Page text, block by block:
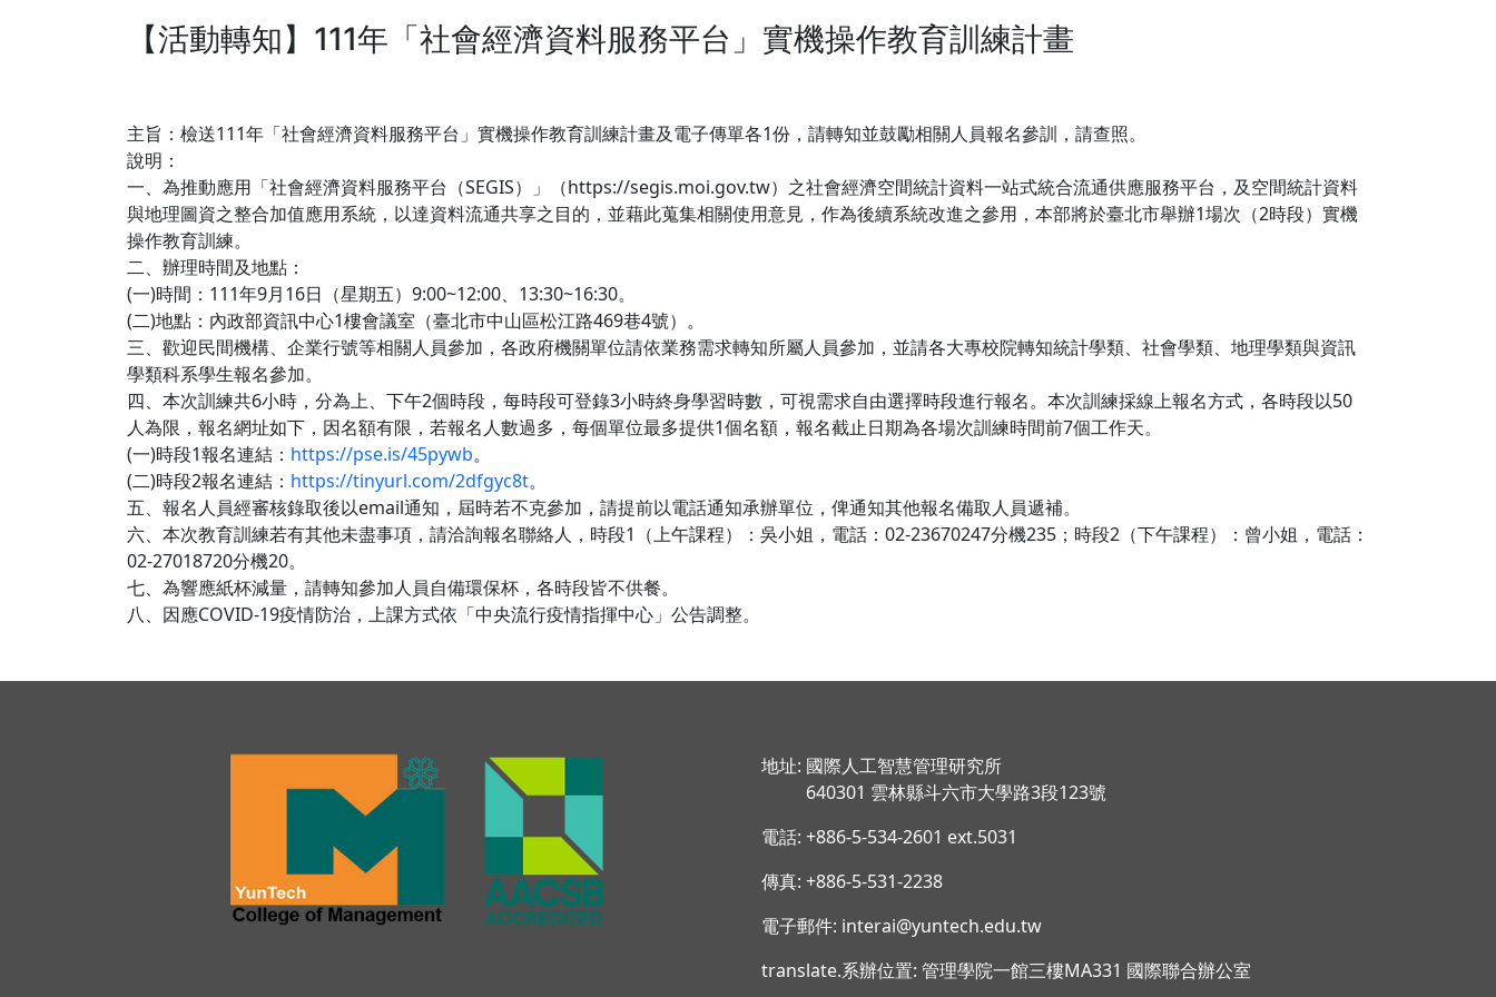
【活動轉知】111年「社會經濟資料服務平台」實機操作教育訓練計畫
主旨：​檢送111年「社會經濟資料服務平台」實機操作教育訓練計畫及電子傳單各1份，請轉知並鼓勵相關人員報名參訓，請查照。
說明：​
一、為推動應用「社會經濟資料服務平台（SEGIS）」（https://segis.moi.gov.tw）之社會經濟空間統計資料一站式統合流通供應服務平台，及空間統計資料
與地理圖資之整合加值應用系統，以達資料流通共享之目的，並藉此蒐集相關使用意見，作為後續系統改進之參用，本部將於臺北市舉辦1場次（2時段）實機
操作教育訓練。
二、辦理時間及地點：
(一)時間：111年9月16日（星期五）9:00~12:00、13:30~16:30。
(二)地點：內政部資訊中心1樓會議室（臺北市中山區松江路469巷4號）。
三、歡迎民間機構、企業行號等相關人員參加，各政府機關單位請依業務需求轉知所屬人員參加，並請各大專校院轉知統計學類、社會學類、地理學類與資訊
學類科系學生報名參加。
四、本次訓練共6小時，分為上、下午2個時段，每時段可登錄3小時終身學習時數，可視需求自由選擇時段進行報名。本次訓練採線上報名方式，各時段以50
人為限，報名網址如下，因名額有限，若報名人數過多，每個單位最多提供1個名額，報名截止日期為各場次訓練時間前7個工作天。
(一)時段1報名連結： https://pse.is/45pywb。
(二)時段2報名連結： https://tinyurl.com/2dfgyc8t。
五、報名人員經審核錄取後以email通知，屆時若不克參加，請提前以電話通知承辦單位，俾通知其他報名備取人員遞補。
六、本次教育訓練若有其他未盡事項，請洽詢報名聯絡人，時段1（上午課程）：吳小姐，電話：02-23670247分機235；時段2（下午課程）：曾小姐，電話：
02-27018720分機20。
七、為響應紙杯減量，請轉知參加人員自備環保杯，各時段皆不供餐。
八、因應COVID-19疫情防治，上課方式依「中央流行疫情指揮中心」公告調整。
地址: 國際人工智慧管理研究所
640301 雲林縣斗六市大學路3段123號
電話: +886-5-534-2601 ext.5031
傳真: +886-5-531-2238
電子郵件: interai@yuntech.edu.tw
translate.系辦位置: 管理學院一館三樓MA331 國際聯合辦公室